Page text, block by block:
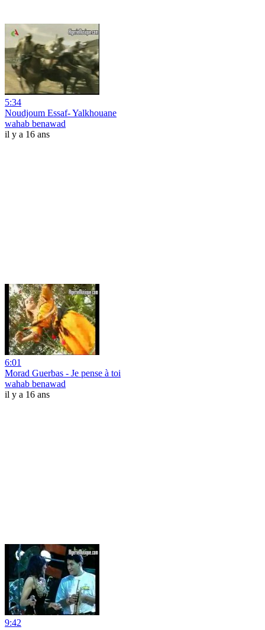
5:34
Noudjoum Essaf- Yalkhouane
wahab benawad
il y a 16 ans
6:01
Morad Guerbas - Je pense à toi
wahab benawad
il y a 16 ans
9:42